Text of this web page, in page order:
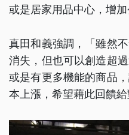
或是居家用品中心，增加
真田和義強調，「雖然
消失，但也可以創造超
或是有更多機能的商品
本上漲，希望藉此回饋給